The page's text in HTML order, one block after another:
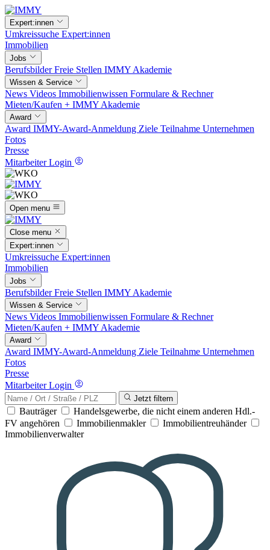
Expert:innen
Umkreissuche Expert:innen
Immobilien
Jobs
BerufsbilderFreie Stellen IMMY Akademie
Wissen & Service
News Videos Immobilienwissen Formulare & Rechner
Mieten/Kaufen + IMMY Akademie
Award
Award IMMY-Award-Anmeldung Ziele Teilnahme Unternehmen
Fotos
Presse
Mitarbeiter Login
Open menu
Close menu
Expert:innen
Umkreissuche Expert:innen
Immobilien
Jobs
BerufsbilderFreie Stellen IMMY Akademie
Wissen & Service
News Videos Immobilienwissen Formulare & Rechner
Mieten/Kaufen + IMMY Akademie
Award
Award IMMY-Award-Anmeldung Ziele Teilnahme Unternehmen
Fotos
Presse
Mitarbeiter Login
Jetzt filtern
Bauträger
Handelsgewerbe, die nicht einem anderen Hdl.-
FV angehören
Immobilienmakler
Immobilientreuhänder
Immobilienverwalter